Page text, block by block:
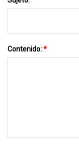
Contenido:*